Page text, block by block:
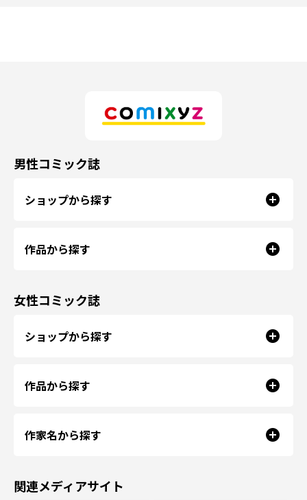
男性コミック誌
ショップから探す
作品から探す
女性コミック誌
ショップから探す
作品から探す
作家名から探す
関連メディアサイト